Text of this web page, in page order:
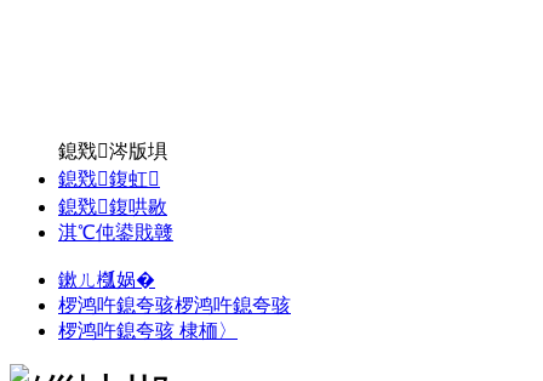
鎴戣涔版埧
鎴戣鍑虹
鎴戣鍑哄敭
淇℃伅鍙戝竷
鏉ㄦ槬娲�
椤鸿吘鎴夸骇椤鸿吘鎴夸骇
椤鸿吘鎴夸骇 棣栭〉